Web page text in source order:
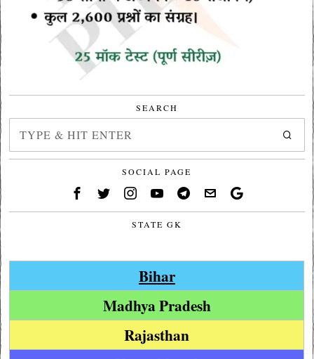
SEARCH
SOCIAL PAGE
STATE GK
Bihar
Madhya Pradesh
Rajasthan